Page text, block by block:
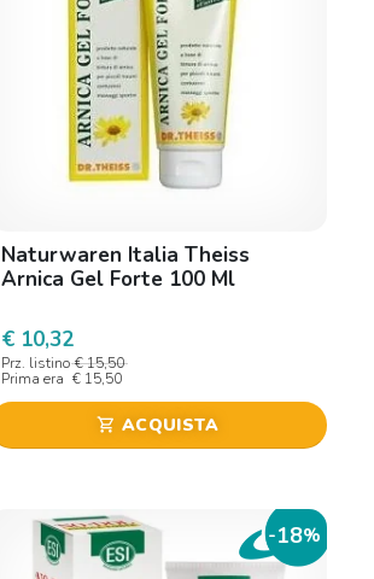
Naturwaren Italia Theiss
Arnica Gel Forte 100 Ml
€ 10,32
Prz. listino € 15,50
Prima era € 15,50
shopping_cart ACQUISTA
-18%